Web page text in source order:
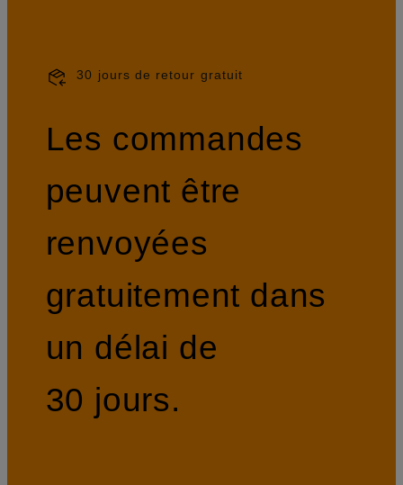
30 jours de retour gratuit
Les commandes
peuvent être
renvoyées
gratuitement dans
un délai de
30 jours.